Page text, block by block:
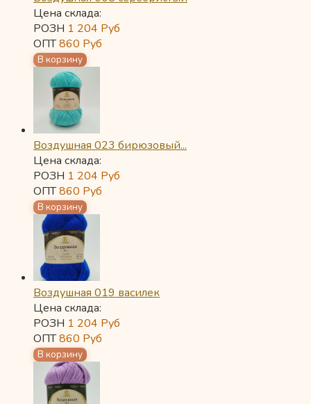
Цена склада:
РОЗН 1 204 Руб
ОПТ860 Руб
Воздушная 023 бирюзовый...
Цена склада:
РОЗН 1 204 Руб
ОПТ860 Руб
Воздушная 019 василек
Цена склада:
РОЗН 1 204 Руб
ОПТ860 Руб